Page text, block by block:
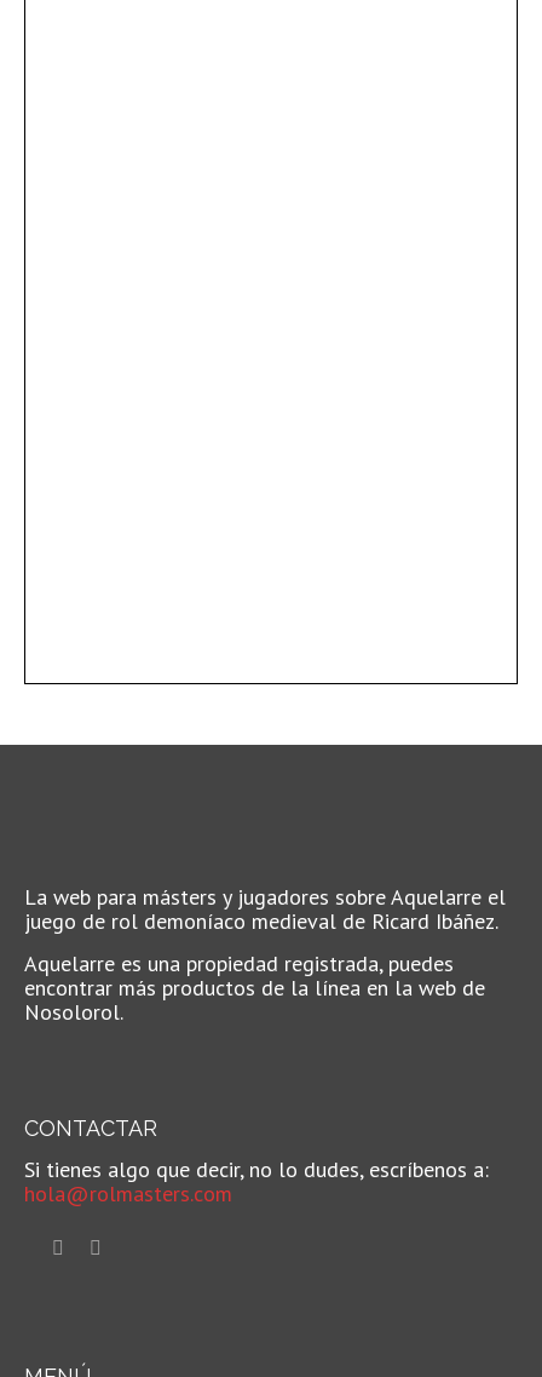
La web para másters y jugadores sobre Aquelarre el
juego de rol demoníaco medieval de Ricard Ibáñez.
Aquelarre es una propiedad registrada, puedes
encontrar más productos de la línea en la web de
Nosolorol.
CONTACTAR
Si tienes algo que decir, no lo dudes, escríbenos a:
hola@rolmasters.com